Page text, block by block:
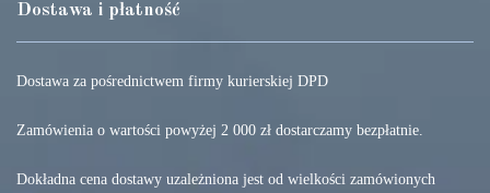
Dostawa i płatność
Dostawa za pośrednictwem firmy kurierskiej DPD
Zamówienia o wartości powyżej 2 000 zł dostarczamy bezpłatnie.
Dokładna cena dostawy uzależniona jest od wielkości zamówionych